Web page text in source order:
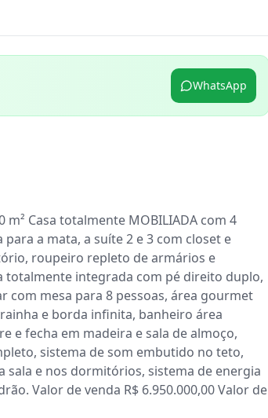
WhatsApp
m² Casa totalmente MOBILIADA com 4
a mata, a suíte 2 e 3 com closet e
roupeiro repleto de armários e
totalmente integrada com pé direito duplo,
com mesa para 8 pessoas, área gourmet
e borda infinita, banheiro área
e fecha em madeira e sala de almoço,
sistema de som embutido no teto,
sala e nos dormitórios, sistema de energia
Valor de venda R$ 6.950.000,00 Valor de